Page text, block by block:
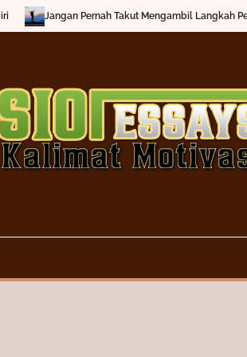
Jangan Pernah Takut Mengambil Langkah